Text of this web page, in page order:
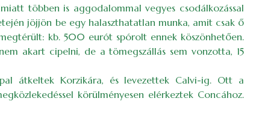
többen is aggodalommal vegyes csodálkozással
jöjjön be egy halaszthatatlan munka, amit csak ő
kb. 500 eurót spórolt ennek köszönhetően.
akart cipelni, de a tömegszállás sem vonzotta, 15
átkeltek Korzikára, és levezettek Calvi-ig. Ott a
körülményesen elérkeztek Concához.